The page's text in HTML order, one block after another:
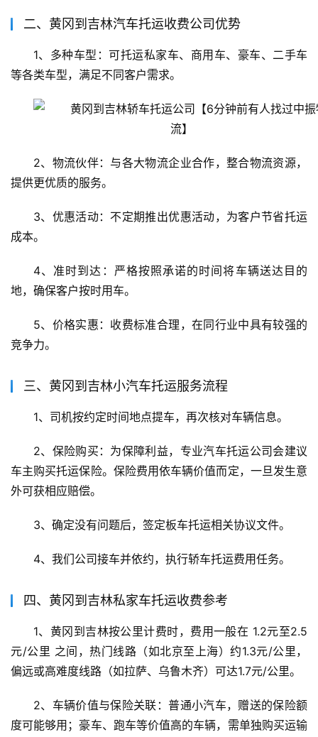
二、黄冈到吉林汽车托运收费公司优势
1、多种车型：可托运私家车、商用车、豪车、二手车
等各类车型，满足不同客户需求。
2、物流伙伴：与各大物流企业合作，整合物流资源，
提供更优质的服务。
3、优惠活动：不定期推出优惠活动，为客户节省托运
成本。
4、准时到达：严格按照承诺的时间将车辆送达目的
地，确保客户按时用车。
5、价格实惠：收费标准合理，在同行业中具有较强的
竞争力。
三、黄冈到吉林小汽车托运服务流程
1、司机按约定时间地点提车，再次核对车辆信息。
2、保险购买：为保障利益，专业汽车托运公司会建议
车主购买托运保险。保险费用依车辆价值而定，一旦发生意
外可获相应赔偿。
3、确定没有问题后，签定板车托运相关协议文件。
4、我们公司接车并依约，执行轿车托运费用任务。
四、黄冈到吉林私家车托运收费参考
1、黄冈到吉林按公里计费时，费用一般在 1.2元至2.5
元/公里 之间，热门线路（如北京至上海）约1.3元/公里，
偏远或高难度线路（如拉萨、乌鲁木齐）可达1.7元/公里。
2、车辆价值与保险关联：普通小汽车，赠送的保险额
度可能够用；豪车、跑车等价值高的车辆，需单独购买运输